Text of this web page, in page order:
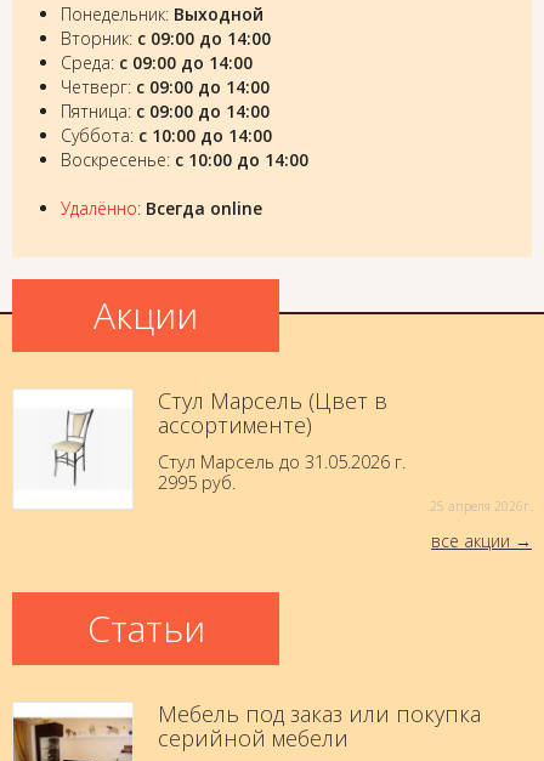
Понедельник: Выходной
Вторник: с 09:00 до 14:00
Среда: с 09:00 до 14:00
Четверг: с 09:00 до 14:00
Пятница: с 09:00 до 14:00
Суббота: с 10:00 до 14:00
Воскресенье: с 10:00 до 14:00
Удалённо: Всегда online
Акции
Стул Марсель (Цвет в
ассортименте)
Стул Марсель до 31.05.2026 г.
2995 руб.
25 aпреля 2026г.
все акции
Статьи
Мебель под заказ или покупка
серийной мебели